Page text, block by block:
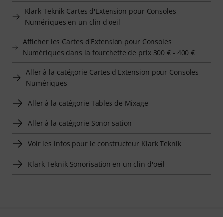
Klark Teknik Cartes d'Extension pour Consoles
Numériques en un clin d'oeil
Afficher les Cartes d'Extension pour Consoles
Numériques dans la fourchette de prix 300 € - 400 €
Aller à la catégorie Cartes d'Extension pour Consoles
Numériques
Aller à la catégorie Tables de Mixage
Aller à la catégorie Sonorisation
Voir les infos pour le constructeur Klark Teknik
Klark Teknik Sonorisation en un clin d'oeil